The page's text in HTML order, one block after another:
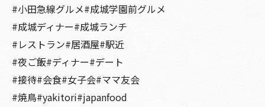
#小田急線グルメ#成城学園前グルメ
#成城ディナー#成城ランチ
#レストラン#居酒屋#駅近
#夜ご飯#ディナー#デート
#接待#会食#女子会#ママ友会
#焼鳥#yakitori#japanfood